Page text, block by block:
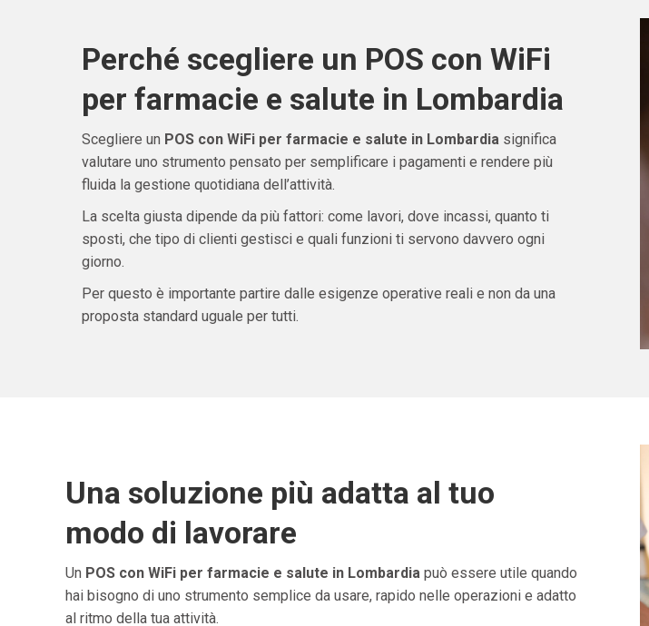
Perché scegliere un POS con WiFi
per farmacie e salute in Lombardia
Scegliere un POS con WiFi per farmacie e salute in Lombardiasignifica
valutare uno strumento pensato per semplificare i pagamenti e rendere più
fluida la gestione quotidiana dell’attività.
La scelta giusta dipende da più fattori: come lavori, dove incassi, quanto ti
sposti, che tipo di clienti gestisci e quali funzioni ti servono davvero ogni
giorno.
Per questo è importante partire dalle esigenze operative reali e non da una
proposta standard uguale per tutti.
Una soluzione più adatta al tuo
modo di lavorare
Un POS con WiFi per farmacie e salute in Lombardia può essere utile quando
hai bisogno di uno strumento semplice da usare, rapido nelle operazioni e adatto
al ritmo della tua attività.